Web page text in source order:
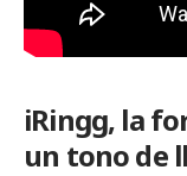
iRingg, la
un tono de